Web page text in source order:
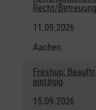
Recht/
11.09.2026
Aachen
Freshup:
eintägig
15.09.2026